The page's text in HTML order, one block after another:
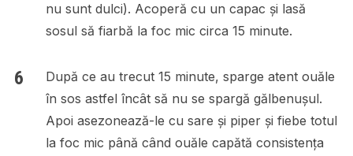
nu sunt dulci). Acoperă cu un capac și lasă
sosul să fiarbă la foc mic circa 15 minute.
După ce au trecut 15 minute, sparge atent ouăle
în sos astfel încât să nu se spargă gălbenușul.
Apoi asezonează-le cu sare și piper și fiebe totul
la foc mic până când ouăle capătă consistența